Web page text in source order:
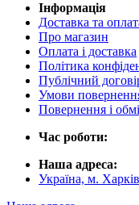
Інформація
Доставка та
Про магазин
Оплата і доставка
Політика
Публічний
Умови
Повернення і
Час роботи:
Наша адреса:
Україна, м.